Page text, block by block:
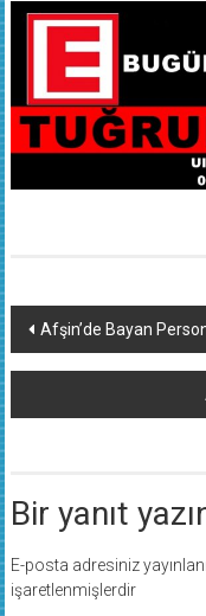
Yazı
dolaşımı
Afşin’de Bayan
Bir yanıt
E-posta adresiniz
işaretlenmişlerdir